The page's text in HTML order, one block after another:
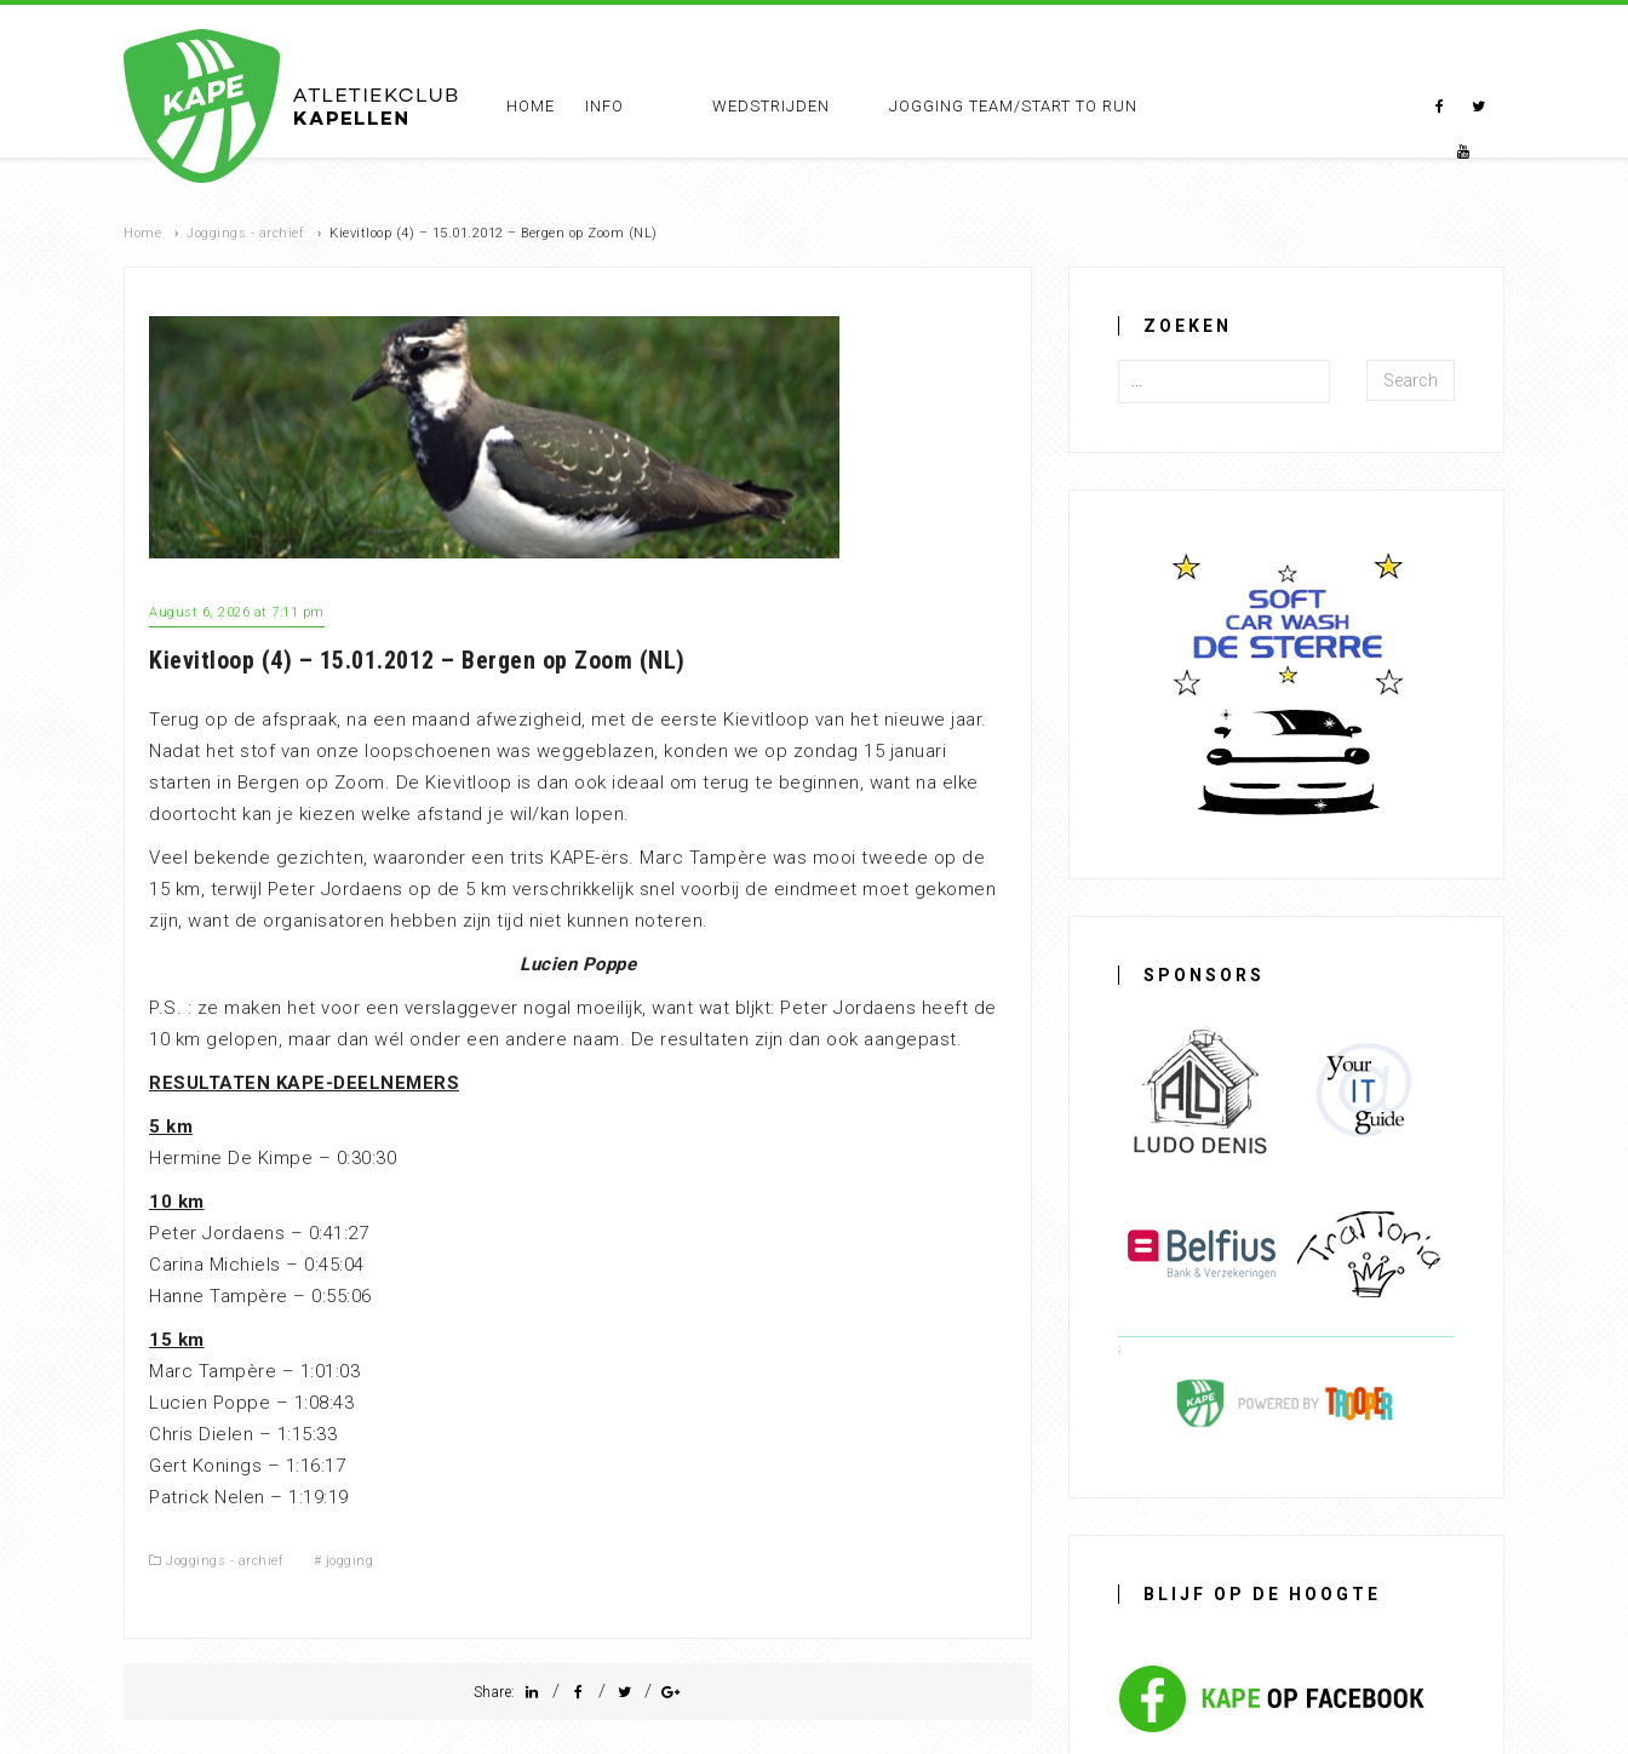
HOME INFO WEDSTRIJDEN JOGGING TEAM/START TO RUN
Home › Joggings - archief › Kievitloop (4) – 15.01.2012 – Bergen op Zoom (NL)
August 6, 2026 at 7:11 pm
Kievitloop (4) – 15.01.2012 – Bergen op Zoom (NL)
Terug op de afspraak, na een maand afwezigheid, met de eerste Kievitloop van het nieuwe jaar.
Nadat het stof van onze loopschoenen was weggeblazen, konden we op zondag 15 januari
starten in Bergen op Zoom. De Kievitloop is dan ook ideaal om terug te beginnen, want na elke
doortocht kan je kiezen welke afstand je wil/kan lopen.
Veel bekende gezichten, waaronder een trits KAPE-ërs. Marc Tampère was mooi tweede op de
15 km, terwijl Peter Jordaens op de 5 km verschrikkelijk snel voorbij de eindmeet moet gekomen
zijn, want de organisatoren hebben zijn tijd niet kunnen noteren.
Lucien Poppe
P.S. : ze maken het voor een verslaggever nogal moeilijk, want wat bljkt: Peter Jordaens heeft de
10 km gelopen, maar dan wél onder een andere naam. De resultaten zijn dan ook aangepast.
RESULTATEN KAPE-DEELNEMERS
5 km
Hermine De Kimpe – 0:30:30
10 km
Peter Jordaens – 0:41:27
Carina Michiels – 0:45:04
Hanne Tampère – 0:55:06
15 km
Marc Tampère – 1:01:03
Lucien Poppe – 1:08:43
Chris Dielen – 1:15:33
Gert Konings – 1:16:17
Patrick Nelen – 1:19:19
Joggings - archief # jogging
Share: / / /
ZOEKEN
Search
SPONSORS
BLIJF OP DE HOOGTE